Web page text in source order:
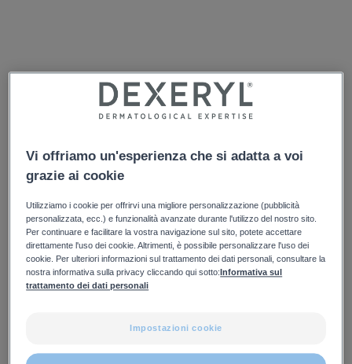
Più vicino a te
stato realizzato in Francia, in linea con il nostro
desiderio di privilegiare il “Made in France” e mantenere
le nostre radici storiche nella regione francese del Tarn.
Vi offriamo un'esperienza che si adatta a voi
grazie ai cookie
Utilizziamo i cookie per offrirvi una migliore personalizzazione (pubblicità
personalizzata, ecc.) e funzionalità avanzate durante l'utilizzo del nostro sito.
Per continuare e facilitare la vostra navigazione sul sito, potete accettare
direttamente l'uso dei cookie. Altrimenti, è possibile personalizzare l'uso dei
cookie. Per ulteriori informazioni sul trattamento dei dati personali, consultare la
nostra informativa sulla privacy cliccando qui sotto: Informativa sul
trattamento dei dati personali
Impostazioni cookie